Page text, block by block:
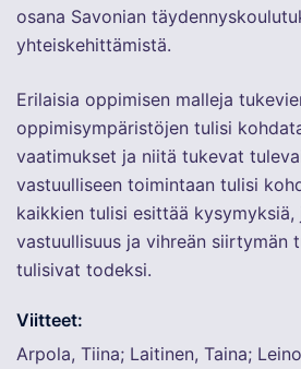
osana Savonian
yhteiskehittämistä.
Erilaisia oppimisen malleja
oppimisympäristöjen tulisi
vaatimukset ja niitä tukevat
vastuulliseen toimintaan tulisi
kaikkien tulisi esittää kysymyksiä,
vastuullisuus ja vihreän siirtymän
tulisivat todeksi.
Viitteet:
Arpola, Tiina; Laitinen, Taina;